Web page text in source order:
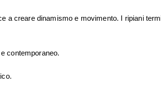
a creare dinamismo e movimento. I ripiani
contemporaneo.